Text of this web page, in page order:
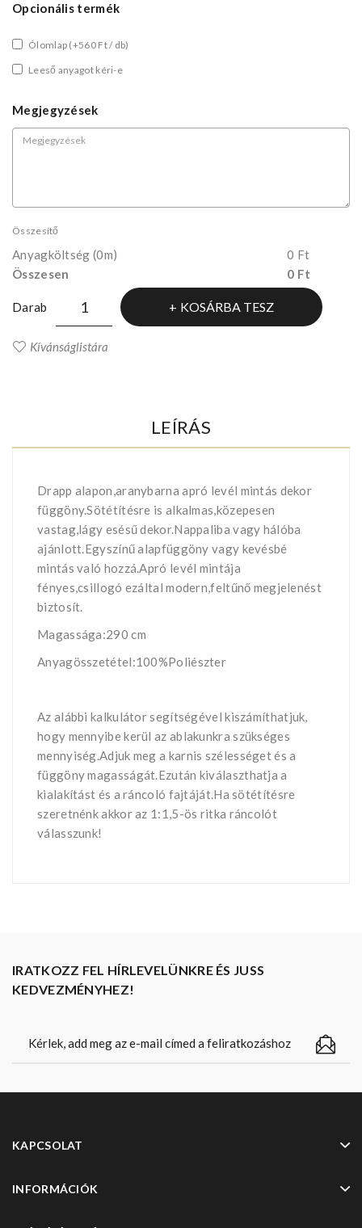
Opcionális termék
Ólomlap (+560 Ft / db)
Leeső anyagot kéri-e
Megjegyzések
Összesítő
Anyagköltség (0m)
0 Ft
Összesen
0 Ft
Darab KOSÁRBA TESZ
Kívánságlistára
LEÍRÁS
Drapp alapon,aranybarna apró levél mintás dekor
függöny.Sötétítésre is alkalmas,közepesen
vastag,lágy esésű dekor.Nappaliba vagy hálóba
ajánlott.Egyszínű alapfüggöny vagy kevésbé
mintás való hozzá.Apró levél mintája
fényes,csillogó ezáltal modern,feltűnő megjelenést
biztosít.
Magassága:290 cm
Anyagösszetétel:100%Poliészter
Az alábbi kalkulátor segítségével kiszámíthatjuk,
hogy mennyibe kerül az ablakunkra szükséges
mennyiség.Adjuk meg a karnis szélességet és a
függöny magasságát.Ezután kiválaszthatja a
kialakítást és a ráncoló fajtáját.Ha sötétítésre
szeretnénk akkor az 1:1,5-ös ritka ráncolót
válasszunk!
IRATKOZZ FEL HÍRLEVELÜNKRE ÉS JUSS
KEDVEZMÉNYHEZ!
KAPCSOLAT
INFORMÁCIÓK